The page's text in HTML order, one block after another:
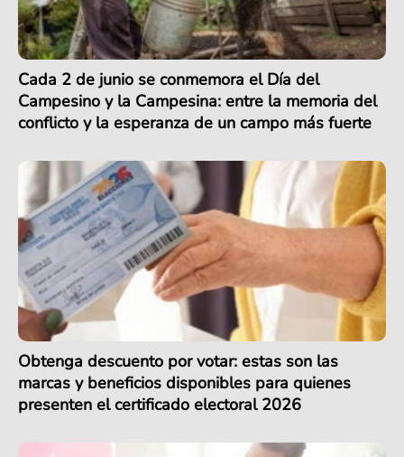
Cada 2 de junio se conmemora el Día del
Campesino y la Campesina: entre la memoria del
conflicto y la esperanza de un campo más fuerte
Obtenga descuento por votar: estas son las
marcas y beneficios disponibles para quienes
presenten el certificado electoral 2026